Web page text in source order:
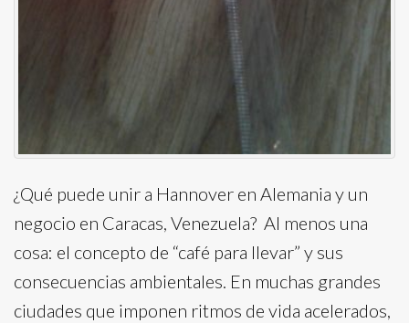
¿Qué puede unir a Hannover en Alemania y un
negocio en Caracas, Venezuela? Al menos una
cosa: el concepto de “café para llevar” y sus
consecuencias ambientales. En muchas grandes
ciudades que imponen ritmos de vida acelerados,